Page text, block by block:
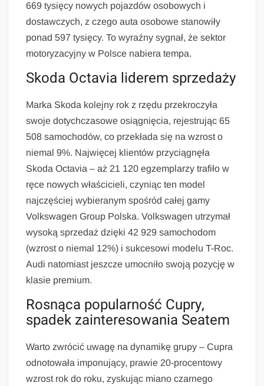
669 tysięcy nowych pojazdów osobowych i
dostawczych, z czego auta osobowe stanowiły
ponad 597 tysięcy. To wyraźny sygnał, że sektor
motoryzacyjny w Polsce nabiera tempa.
Skoda Octavia liderem sprzedaży
Marka Skoda kolejny rok z rzędu przekroczyła
swoje dotychczasowe osiągnięcia, rejestrując 65
508 samochodów, co przekłada się na wzrost o
niemal 9%. Najwięcej klientów przyciągnęła
Skoda Octavia – aż 21 120 egzemplarzy trafiło w
ręce nowych właścicieli, czyniąc ten model
najczęściej wybieranym spośród całej gamy
Volkswagen Group Polska. Volkswagen utrzymał
wysoką sprzedaż dzięki 42 929 samochodom
(wzrost o niemal 12%) i sukcesowi modelu T-Roc.
Audi natomiast jeszcze umocniło swoją pozycję w
klasie premium.
Rosnąca popularność Cupry,
spadek zainteresowania Seatem
Warto zwrócić uwagę na dynamikę grupy – Cupra
odnotowała imponujący, prawie 20-procentowy
wzrost rok do roku, zyskując miano czarnego